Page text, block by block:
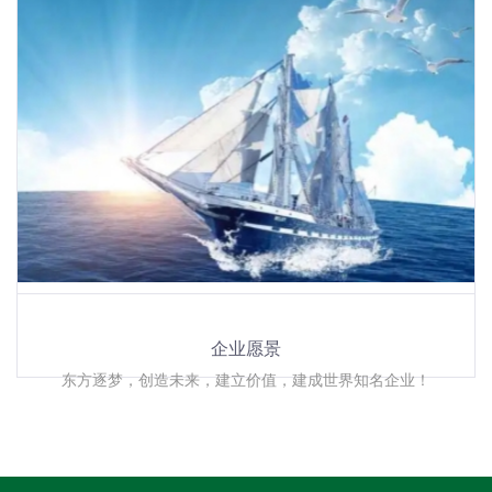
企业愿景
东方逐梦，创造未来，建立价值，建成世界知名企业！